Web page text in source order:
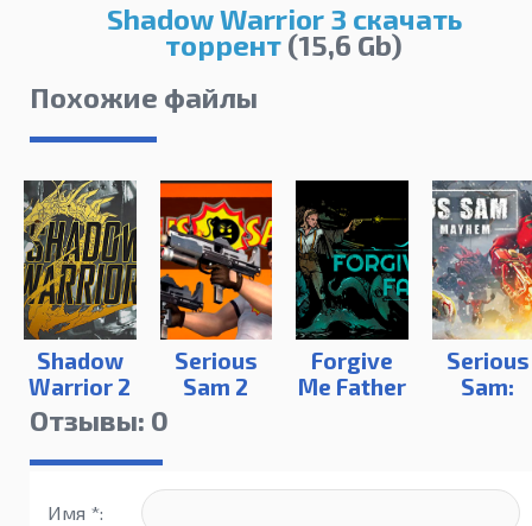
Shadow Warrior 3 скачать
торрент (15,6 Gb)
Похожие файлы
Shadow
Warrior 2
|Deluxe
Edition
Serious
Sam 2
Forgive
Me Father
Serious
Sam:
Отзывы: 0
Имя *: